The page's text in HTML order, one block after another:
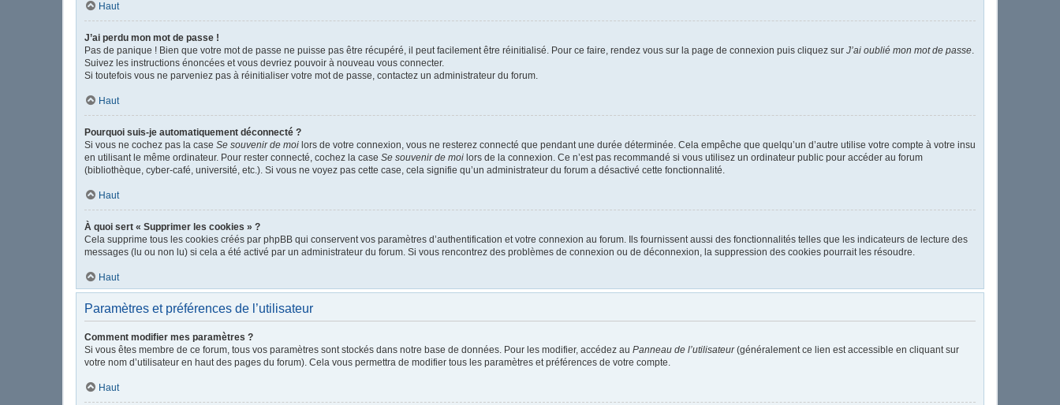
Haut
J’ai perdu mon mot de passe !
Pas de panique ! Bien que votre mot de passe ne puisse pas être récupéré, il peut facilement être réinitialisé. Pour ce faire, rendez vous sur la page de connexion puis cliquez sur J’ai oublié mon mot de passe.
Suivez les instructions énoncées et vous devriez pouvoir à nouveau vous connecter.
Si toutefois vous ne parveniez pas à réinitialiser votre mot de passe, contactez un administrateur du forum.
Haut
Pourquoi suis-je automatiquement déconnecté ?
Si vous ne cochez pas la case Se souvenir de moi lors de votre connexion, vous ne resterez connecté que pendant une durée déterminée. Cela empêche que quelqu’un d’autre utilise votre compte à votre insu
en utilisant le même ordinateur. Pour rester connecté, cochez la case Se souvenir de moi lors de la connexion. Ce n’est pas recommandé si vous utilisez un ordinateur public pour accéder au forum
(bibliothèque, cyber-café, université, etc.). Si vous ne voyez pas cette case, cela signifie qu’un administrateur du forum a désactivé cette fonctionnalité.
Haut
À quoi sert « Supprimer les cookies » ?
Cela supprime tous les cookies créés par phpBB qui conservent vos paramètres d’authentification et votre connexion au forum. Ils fournissent aussi des fonctionnalités telles que les indicateurs de lecture des
messages (lu ou non lu) si cela a été activé par un administrateur du forum. Si vous rencontrez des problèmes de connexion ou de déconnexion, la suppression des cookies pourrait les résoudre.
Haut
Paramètres et préférences de l’utilisateur
Comment modifier mes paramètres ?
Si vous êtes membre de ce forum, tous vos paramètres sont stockés dans notre base de données. Pour les modifier, accédez au Panneau de l’utilisateur(généralement ce lien est accessible en cliquant sur
votre nom d’utilisateur en haut des pages du forum). Cela vous permettra de modifier tous les paramètres et préférences de votre compte.
Haut